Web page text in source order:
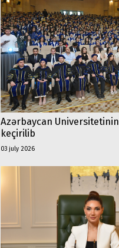
Azərbaycan Universitetinin
keçirilib
03 july 2026